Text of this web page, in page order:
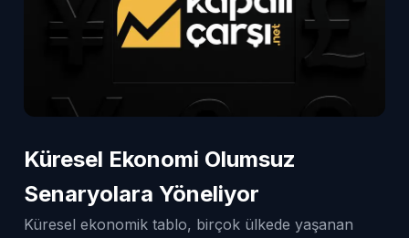
Küresel Ekonomi Olumsuz
Senaryolara Yöneliyor
Küresel ekonomik tablo, birçok ülkede yaşanan